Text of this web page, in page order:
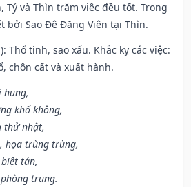
Tý và Thìn trăm việc đều tốt. Trong
bởi Sao Đê Đăng Viên tại Thìn.
Thổ tinh, sao xấu. Khắc kỵ các việc:
chôn cất và xuất hành.
hung,
khố không,
thử nhật,
họa trùng trùng,
tán,
trung.